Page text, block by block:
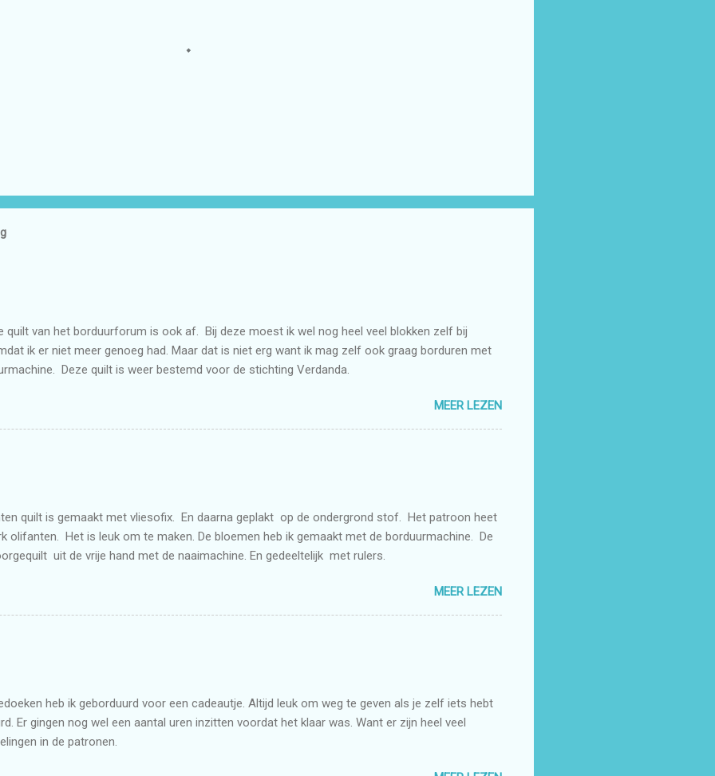
quilt van het borduurforum is ook af. Bij deze moest ik wel nog heel veel blokken zelf bij
ik er niet meer genoeg had. Maar dat is niet erg want ik mag zelf ook graag borduren met
Deze quilt is weer bestemd voor de stichting Verdanda.
MEER LEZEN
quilt is gemaakt met vliesofix. En daarna geplakt op de ondergrond stof. Het patroon heet
olifanten. Het is leuk om te maken. De bloemen heb ik gemaakt met de borduurmachine. De
uit de vrije hand met de naaimachine. En gedeeltelijk met rulers.
MEER LEZEN
heb ik geborduurd voor een cadeautje. Altijd leuk om weg te geven als je zelf iets hebt
Er gingen nog wel een aantal uren inzitten voordat het klaar was. Want er zijn heel veel
in de patronen.